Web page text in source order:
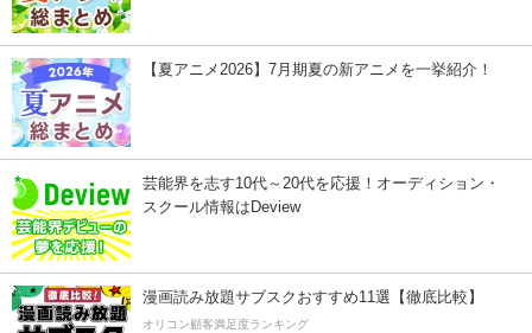
【夏アニメ2026】7月期夏の新アニメを一挙紹介！
芸能界を志す10代～20代を応援！オーディション・
スクール情報はDeview
漫画読み放題サブスクおすすめ11選【徹底比較】
オリコン顧客満足度ランキング